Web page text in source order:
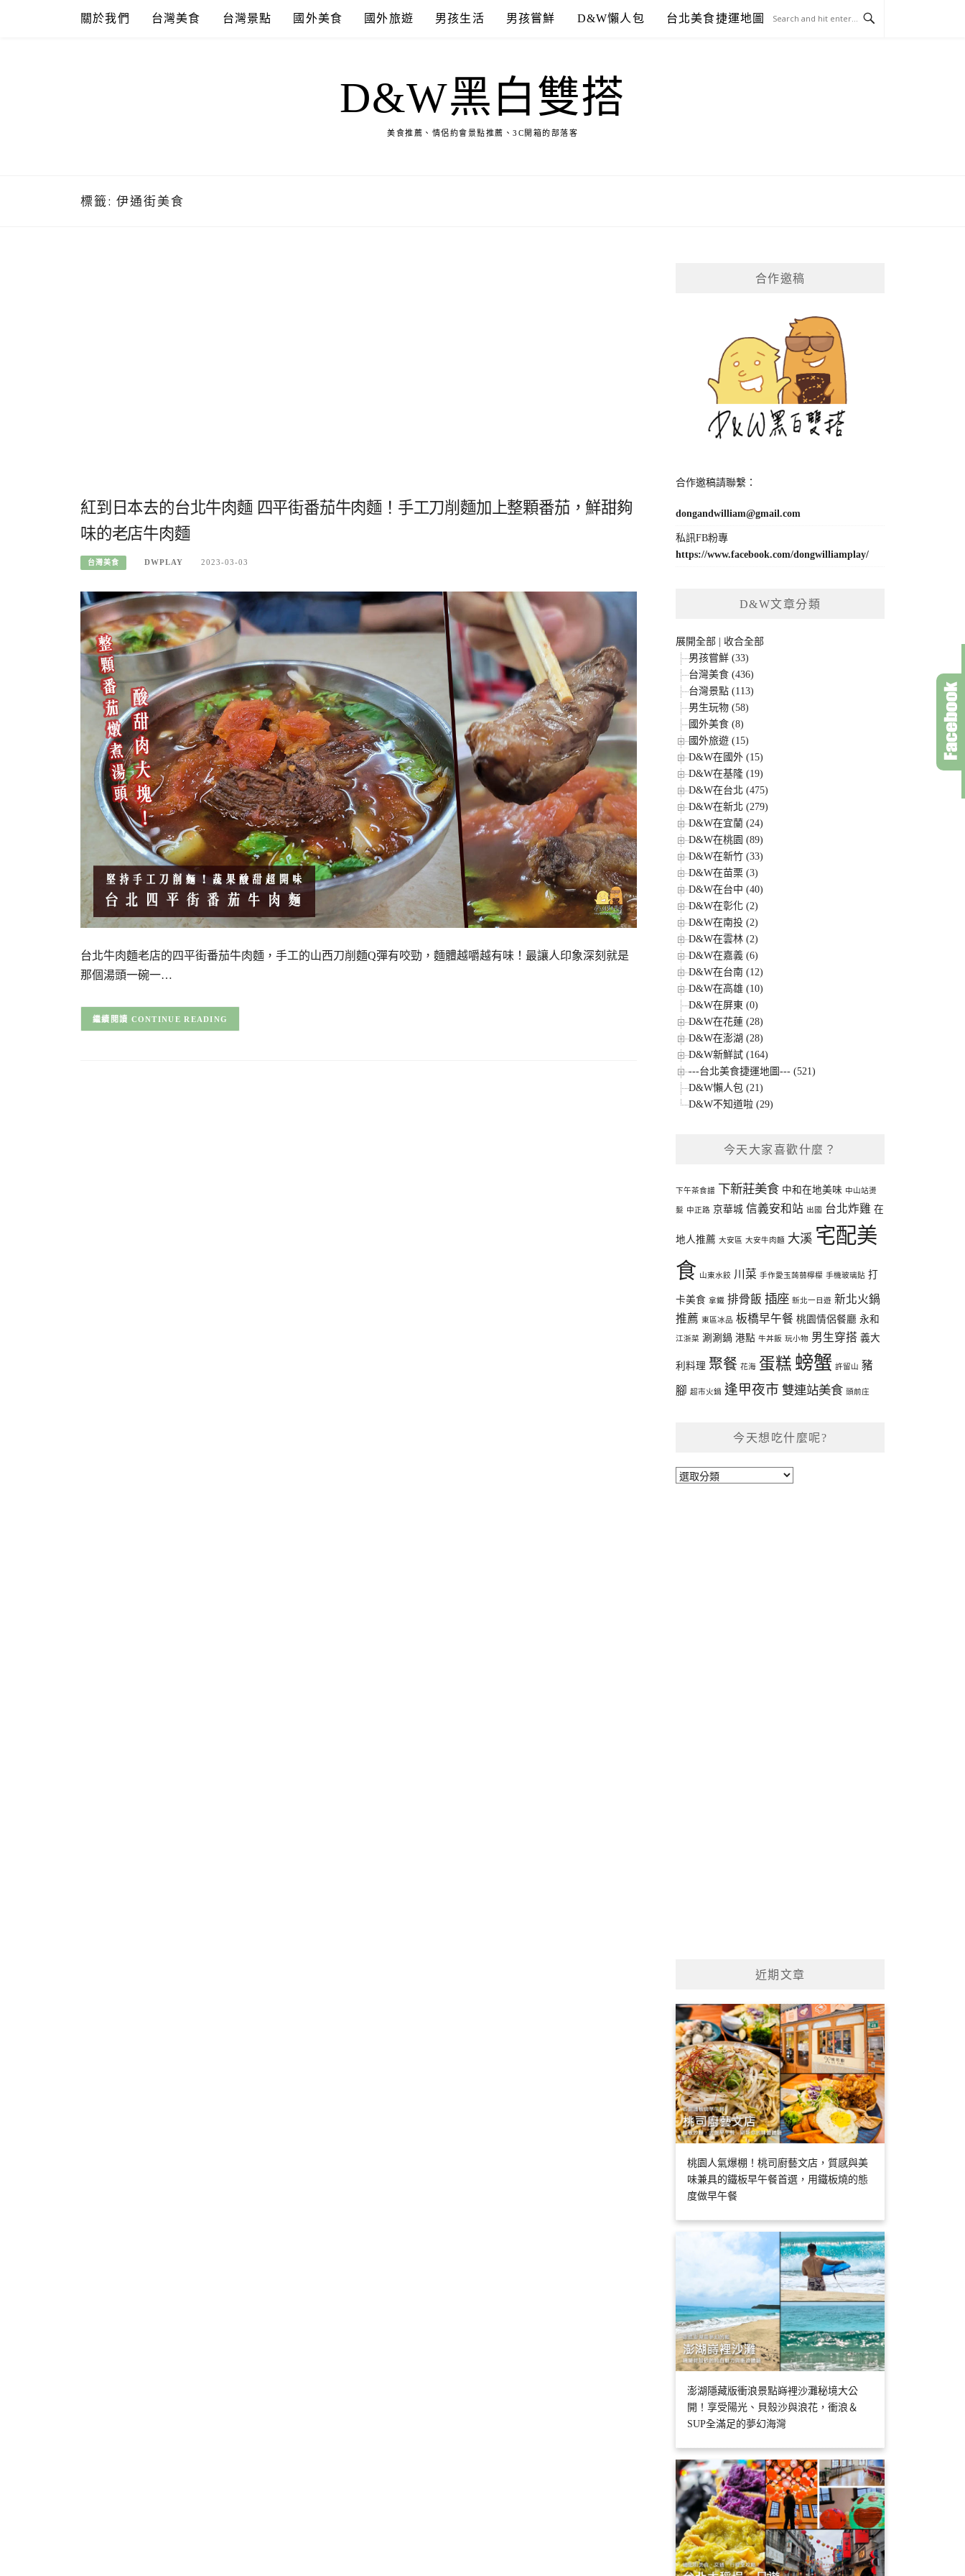
關於我們 台灣美食 台灣景點 國外美食 國外旅遊 男孩生活 男孩嘗鮮 D&W懶人包 台北美食捷運地圖
D&W黑白雙搭
美食推薦、情侶約會景點推薦、3C開箱的部落客
標籤: 伊通街美食
紅到日本去的台北牛肉麵 四平街番茄牛肉麵！手工刀削麵加上整顆番茄，鮮甜夠
味的老店牛肉麵
台灣美食 DWPLAY 2023-03-03
台北牛肉麵老店的四平街番茄牛肉麵，手工的山西刀削麵Q彈有咬勁，麵體越嚼越有味！最讓人印象深刻就是
那個湯頭一碗一…
CONTINUE READING
合作邀稿
合作邀稿請聯繫：
dongandwilliam@gmail.com
私訊FB粉專
https://www.facebook.com/dongwilliamplay/
D&W文章分類
展開全部
收合全部
男孩嘗鮮 (33)
台灣美食 (436)
台灣景點 (113)
男生玩物 (58)
國外美食 (8)
國外旅遊 (15)
D&W在國外 (15)
D&W在基隆 (19)
D&W在台北 (475)
D&W在新北 (279)
D&W在宜蘭 (24)
D&W在桃園 (89)
D&W在新竹 (33)
D&W在苗栗 (3)
D&W在台中 (40)
D&W在彰化 (2)
D&W在南投 (2)
D&W在雲林 (2)
D&W在嘉義 (6)
D&W在台南 (12)
D&W在高雄 (10)
D&W在屏東 (0)
D&W在花蓮 (28)
D&W在澎湖 (28)
D&W新鮮試 (164)
---台北美食捷運地圖--- (521)
D&W懶人包 (21)
D&W不知道啦 (29)
今天大家喜歡什麼？
下午茶食譜 下新莊美食 中和在地美味 中山站燙
髮 中正路 京華城 信義安和站 出國 台北炸雞 在
地人推薦 大安區 大安牛肉麵 大溪 宅配美
食 山東水餃 川菜 手作愛玉蒟蒻檸檬 手機玻璃貼 打
卡美食 拿鐵 排骨飯 插座 新北一日遊 新北火鍋
推薦 東區冰品 板橋早午餐 桃園情侶餐廳 永和
江浙菜 涮涮鍋 港點 牛丼飯 玩小物 男生穿搭 義大
利料理 聚餐 花海 蛋糕 螃蟹 許留山 豬
腳 超市火鍋 逢甲夜市 雙連站美食 頭前庄
今天想吃什麼呢?
今
近期文章
桃園人氣爆棚！桃司廚藝文店，質感與美
味兼具的鐵板早午餐首選，用鐵板燒的態
度做早午餐
澎湖隱藏版衝浪景點嵵裡沙灘秘境大公
開！享受陽光、貝殼沙與浪花，衝浪＆
SUP全滿足的夢幻海灣